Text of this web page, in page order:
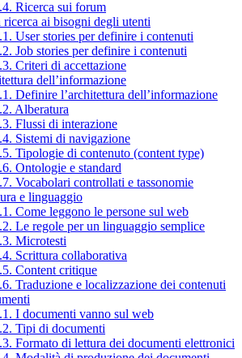
Ricerca sui forum
ai bisogni degli utenti
User stories per definire i contenuti
Job stories per definire i contenuti
Criteri di accettazione
dell’informazione
Definire l’architettura dell’informazione
Alberatura
Flussi di interazione
Sistemi di navigazione
Tipologie di contenuto (content type)
Ontologie e standard
Vocabolari controllati e tassonomie
e linguaggio
Come leggono le persone sul web
Le regole per un linguaggio semplice
Microtesti
Scrittura collaborativa
Content critique
Traduzione e localizzazione dei contenuti
I documenti vanno sul web
Tipi di documenti
Formato di lettura dei documenti elettronici